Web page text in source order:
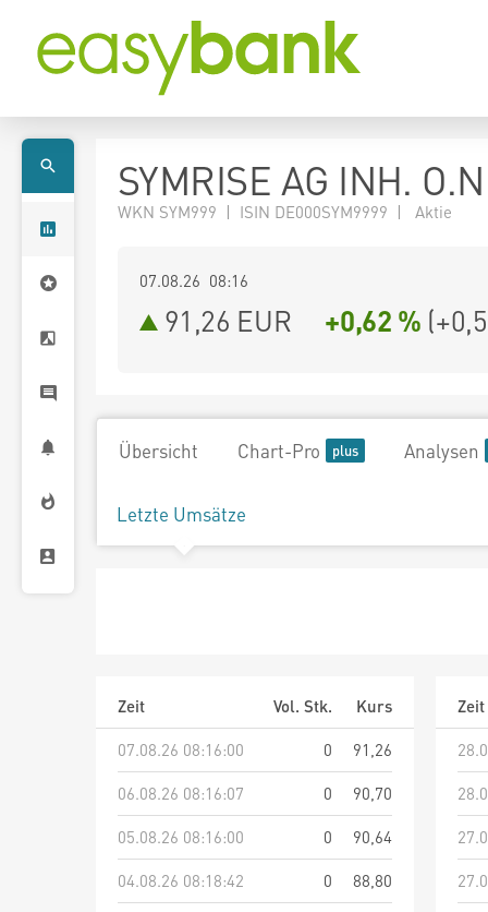
SYMRISE AG INH.
WKN SYM999 | ISIN DE000SYM9999 | Aktie
07.08.26 08:16
91,26 EUR +0,62 % (
Übersicht Chart-Pro Analysen
Letzte Umsätze
Zeit Vol. Stk.
Kurs
07.08.26 08:16:00
0
91,26
06.08.26 08:16:07
0
90,70
05.08.26 08:16:00
0
90,64
04.08.26 08:18:42
0
88,80
Zeit